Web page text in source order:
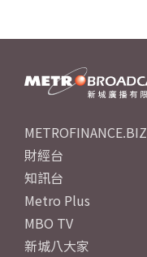
METROFINANCE.BIZ
財經台
知訊台
Metro Plus
MBO TV
新城八大家